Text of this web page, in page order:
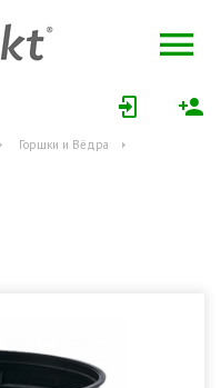
Горшки и Вёдра